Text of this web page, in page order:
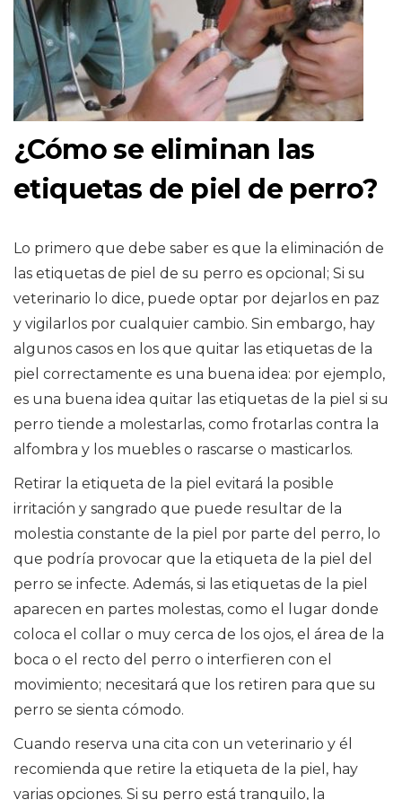
¿Cómo se eliminan las
etiquetas de piel de perro?
Lo primero que debe saber es que la eliminación de
las etiquetas de piel de su perro es opcional; Si su
veterinario lo dice, puede optar por dejarlos en paz
y vigilarlos por cualquier cambio. Sin embargo, hay
algunos casos en los que quitar las etiquetas de la
piel correctamente es una buena idea: por ejemplo,
es una buena idea quitar las etiquetas de la piel si su
perro tiende a molestarlas, como frotarlas contra la
alfombra y los muebles o rascarse o masticarlos.
Retirar la etiqueta de la piel evitará la posible
irritación y sangrado que puede resultar de la
molestia constante de la piel por parte del perro, lo
que podría provocar que la etiqueta de la piel del
perro se infecte. Además, si las etiquetas de la piel
aparecen en partes molestas, como el lugar donde
coloca el collar o muy cerca de los ojos, el área de la
boca o el recto del perro o interfieren con el
movimiento; necesitará que los retiren para que su
perro se sienta cómodo.
Cuando reserva una cita con un veterinario y él
recomienda que retire la etiqueta de la piel, hay
varias opciones. Si su perro está tranquilo, la